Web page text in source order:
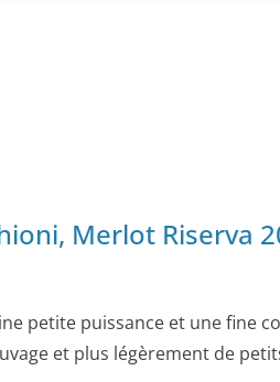
Merlot Riserva
petite puissance et une fine
et plus légèrement de